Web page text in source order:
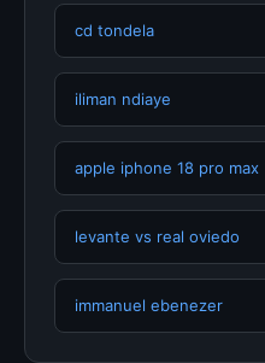
cd tondela
iliman ndiaye
apple iphone 18 pro max
levante vs real oviedo
immanuel ebenezer